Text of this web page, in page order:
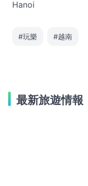
Hanoi
#玩樂 #越南
最新旅遊情報